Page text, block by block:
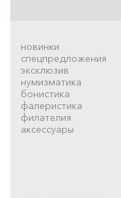
новинки
спецпредложения
эксклюзив
нумизматика
бонистика
фалеристика
филателия
аксессуары